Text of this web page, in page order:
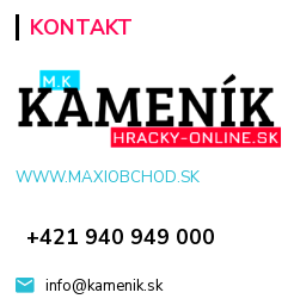
KONTAKT
WWW.MAXIOBCHOD.SK
+421 940 949 000
info@kamenik.sk